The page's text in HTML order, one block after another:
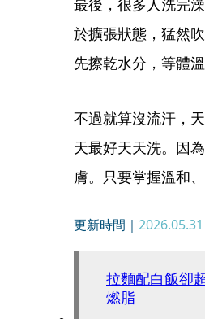
於擴張狀態，猛然
先擦乾水分，等體溫
不過就算沒流汗，
天最好天天洗。因
膚。只要掌握溫和
更新時間｜
拉麵配白飯卻
燃脂